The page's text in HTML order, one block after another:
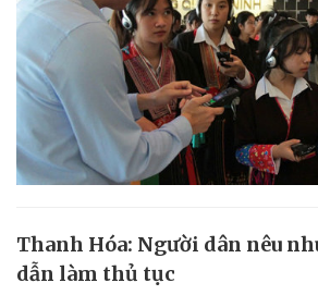
Thanh Hóa: Người dân nêu
dẫn làm thủ tục